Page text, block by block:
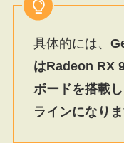
具体的には、
はRadeon RX
ボードを搭載
ラインになり